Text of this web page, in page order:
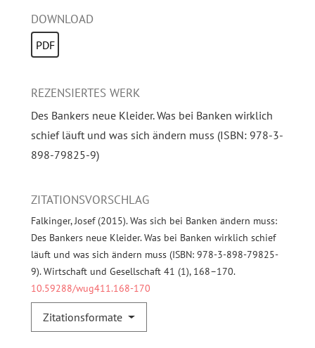
DOWNLOAD
PDF
ZITATIONSVORSCHLAG
Falkinger, Josef (2015). Was sich bei Banken ändern muss:
Des Bankers neue Kleider. Was bei Banken wirklich schief
läuft und was sich ändern muss (ISBN: 978-3-898-79825-
9). Wirtschaft und Gesellschaft 41 (1), 168–170.
10.59288/wug411.168-170
Zitationsformate
REZENSIERTES WERK
Des Bankers neue Kleider. Was bei Banken wirklich
schief läuft und was sich ändern muss (ISBN: 978-3-
898-79825-9)